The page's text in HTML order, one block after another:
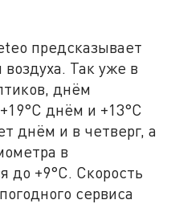
предсказывает
Так уже в
днём
днём и +13°C
днём и в четверг, а
в
до +9°C. Скорость
сервиса